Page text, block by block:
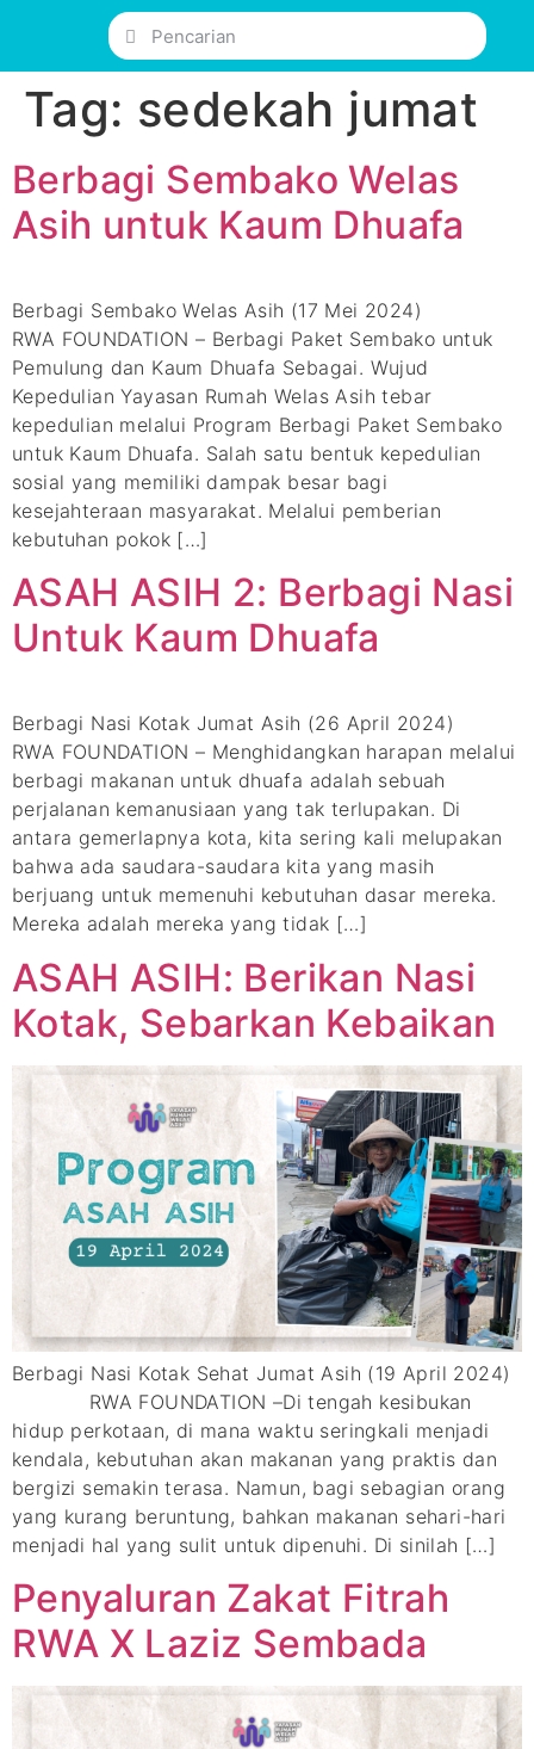
Tag: sedekah jumat
Berbagi Sembako Welas
Asih untuk Kaum Dhuafa
Berbagi Sembako Welas Asih (17 Mei 2024)
RWA FOUNDATION – Berbagi Paket Sembako untuk
Pemulung dan Kaum Dhuafa Sebagai. Wujud
Kepedulian Yayasan Rumah Welas Asih tebar
kepedulian melalui Program Berbagi Paket Sembako
untuk Kaum Dhuafa. Salah satu bentuk kepedulian
sosial yang memiliki dampak besar bagi
kesejahteraan masyarakat. Melalui pemberian
kebutuhan pokok […]
ASAH ASIH 2: Berbagi Nasi
Untuk Kaum Dhuafa
Berbagi Nasi Kotak Jumat Asih (26 April 2024)
RWA FOUNDATION – Menghidangkan harapan melalui
berbagi makanan untuk dhuafa adalah sebuah
perjalanan kemanusiaan yang tak terlupakan. Di
antara gemerlapnya kota, kita sering kali melupakan
bahwa ada saudara-saudara kita yang masih
berjuang untuk memenuhi kebutuhan dasar mereka.
Mereka adalah mereka yang tidak […]
ASAH ASIH: Berikan Nasi
Kotak, Sebarkan Kebaikan
Berbagi Nasi Kotak Sehat Jumat Asih (19 April 2024)
RWA FOUNDATION –Di tengah kesibukan
hidup perkotaan, di mana waktu seringkali menjadi
kendala, kebutuhan akan makanan yang praktis dan
bergizi semakin terasa. Namun, bagi sebagian orang
yang kurang beruntung, bahkan makanan sehari-hari
menjadi hal yang sulit untuk dipenuhi. Di sinilah […]
Penyaluran Zakat Fitrah
RWA X Laziz Sembada